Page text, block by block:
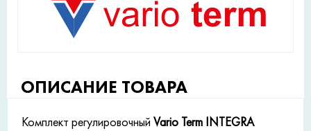
ОПИСАНИЕ ТОВАРА
Комплект регулировочный Vario Term INTEGRA